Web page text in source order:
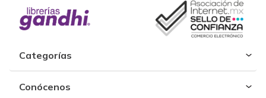
Categorías
Conócenos